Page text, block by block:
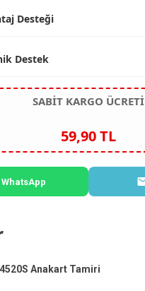
Desteği
Destek
SABİT KARGO ÜCRETİ
59,90 TL
WhatsApp
Anakart Tamiri